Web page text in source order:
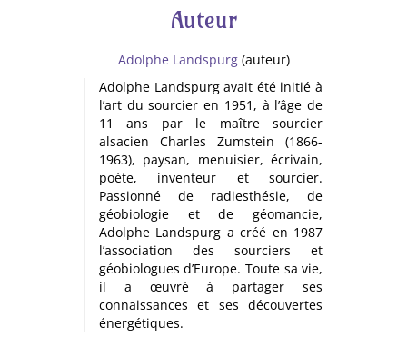
Auteur
Adolphe Landspurg(auteur)
Adolphe Landspurg avait été initié à
l’art du sourcier en 1951, à l’âge de
11 ans par le maître sourcier
alsacien Charles Zumstein (1866-
1963), paysan, menuisier, écrivain,
poète, inventeur et sourcier.
Passionné de radiesthésie, de
géobiologie et de géomancie,
Adolphe Landspurg a créé en 1987
l’association des sourciers et
géobiologues d’Europe. Toute sa vie,
il a œuvré à partager ses
connaissances et ses découvertes
énergétiques.